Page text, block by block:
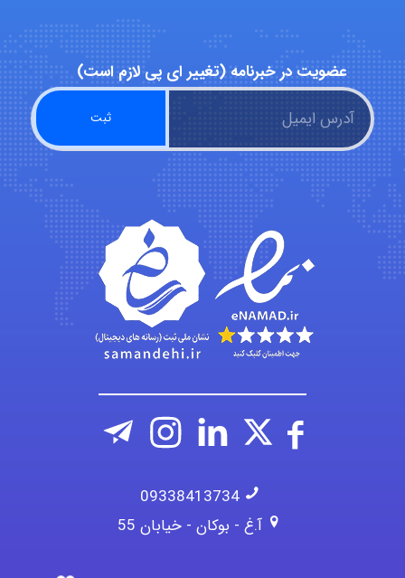
abolfazlkoshehe
abolfazlkoshehe
A.balandeh
fatima
عضویت در خبرنامه (تغییر ای پی لازم است)
09338413734
آ.غ - بوکان - خیابان 55